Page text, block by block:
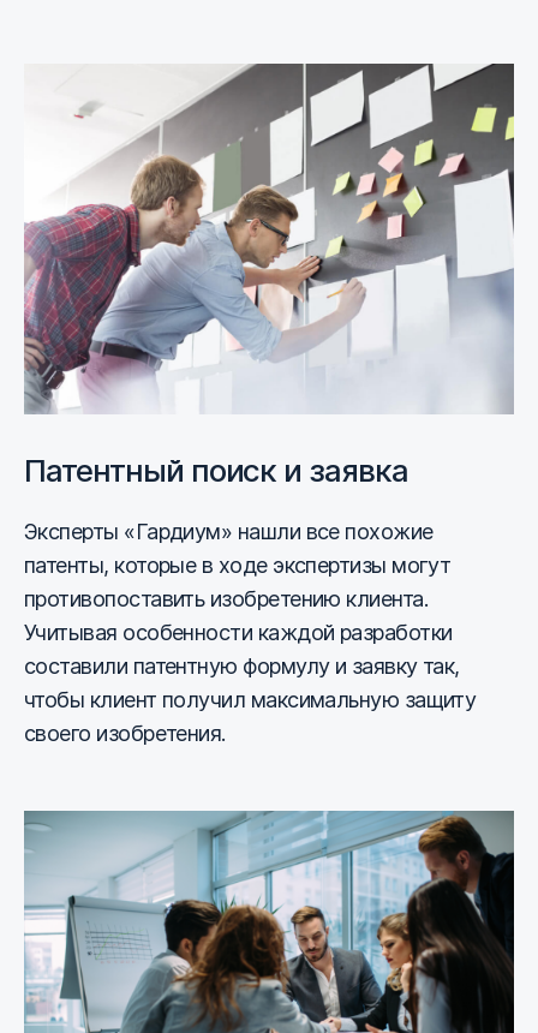
Патентный поиск и заявка
Эксперты «Гардиум» нашли все похожие
патенты, которые в ходе экспертизы могут
противопоставить изобретению клиента.
Учитывая особенности каждой разработки
составили патентную формулу и заявку так,
чтобы клиент получил максимальную защиту
своего изобретения.